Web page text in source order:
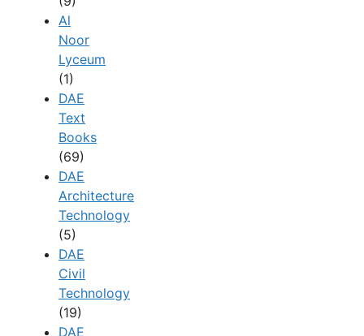
Al
Noor
Lyceum
(1)
DAE
Text
Books
(69)
DAE
Architecture
Technology
(5)
DAE
Civil
Technology
(19)
DAE